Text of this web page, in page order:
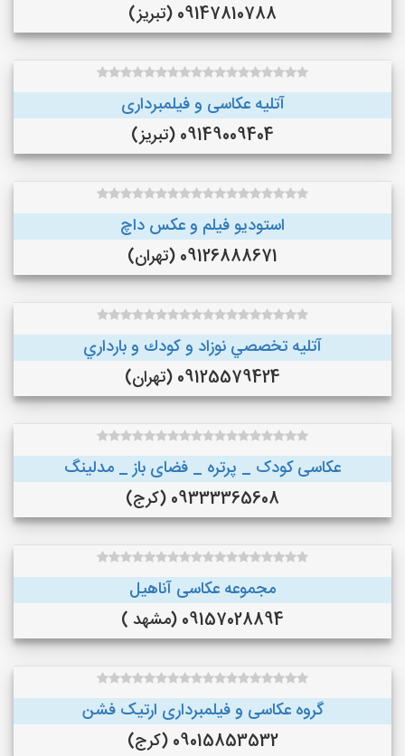
09147810788 (تبریز)
آتلیه عکاسی و فیلمبرداری
09149009404 (تبریز)
استودیو فیلم و عکس داچ
09126888671 (تهران)
آتليه تخصصي نوزاد و كودك و بارداري
09125579424 (تهران)
عکاسی کودک _ پرتره _ فضای باز _ مدلینگ
09333365608 (کرج)
مجموعه عکاسی آناهیل
09157028894 (مشهد )
گروه عکاسی و فیلمبرداری ارتیک فشن
09015853532 (کرج)